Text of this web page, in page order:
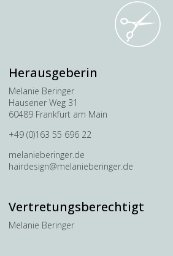
Herausgeberin
Melanie Beringer
Hausener Weg 31
60489 Frankfurt am Main
+49 (0)163 55 696 22
melanieberinger.de
hairdesign@melanieberinger.de
Vertretungsberechtigt
Melanie Beringer